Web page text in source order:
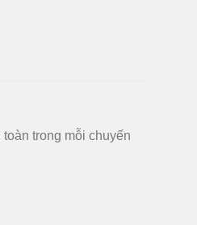
trong mỗi chuyến